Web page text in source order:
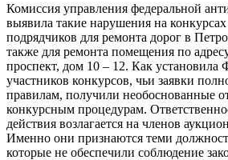
Комиссия управления федеральной
выявила такие нарушения на
подрядчиков для ремонта дорог в
также для ремонта помещения по
проспект, дом 10 – 12. Как установила
участников конкурсов, чьи заявки
правилам, получили необоснованные
конкурсным процедурам.
действия возлагается на членов
Именно они признаются теми
которые не обеспечили соблюдение